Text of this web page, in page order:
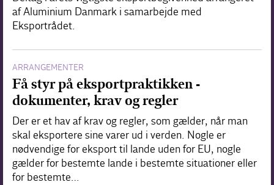
af Aluminium Danmark i samarbejde med
Eksportrådet.
ARRANGEMENTER
Få styr på eksportpraktikken -
dokumenter, krav og regler
Der er et hav af krav og regler, som gælder, når man
skal eksportere sine varer ud i verden. Nogle er
nødvendige for eksport til lande uden for EU, nogle
gælder for bestemte lande i bestemte situationer eller
for bestemte…